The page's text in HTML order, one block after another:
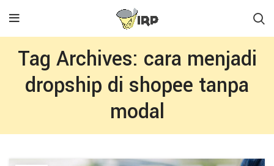
Tag Archives: cara menjadi
dropship di shopee tanpa
modal